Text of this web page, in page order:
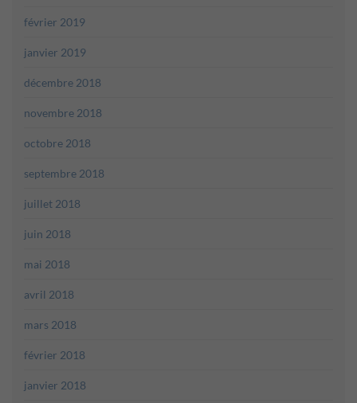
février 2019
janvier 2019
décembre 2018
novembre 2018
octobre 2018
septembre 2018
juillet 2018
juin 2018
mai 2018
avril 2018
mars 2018
février 2018
janvier 2018